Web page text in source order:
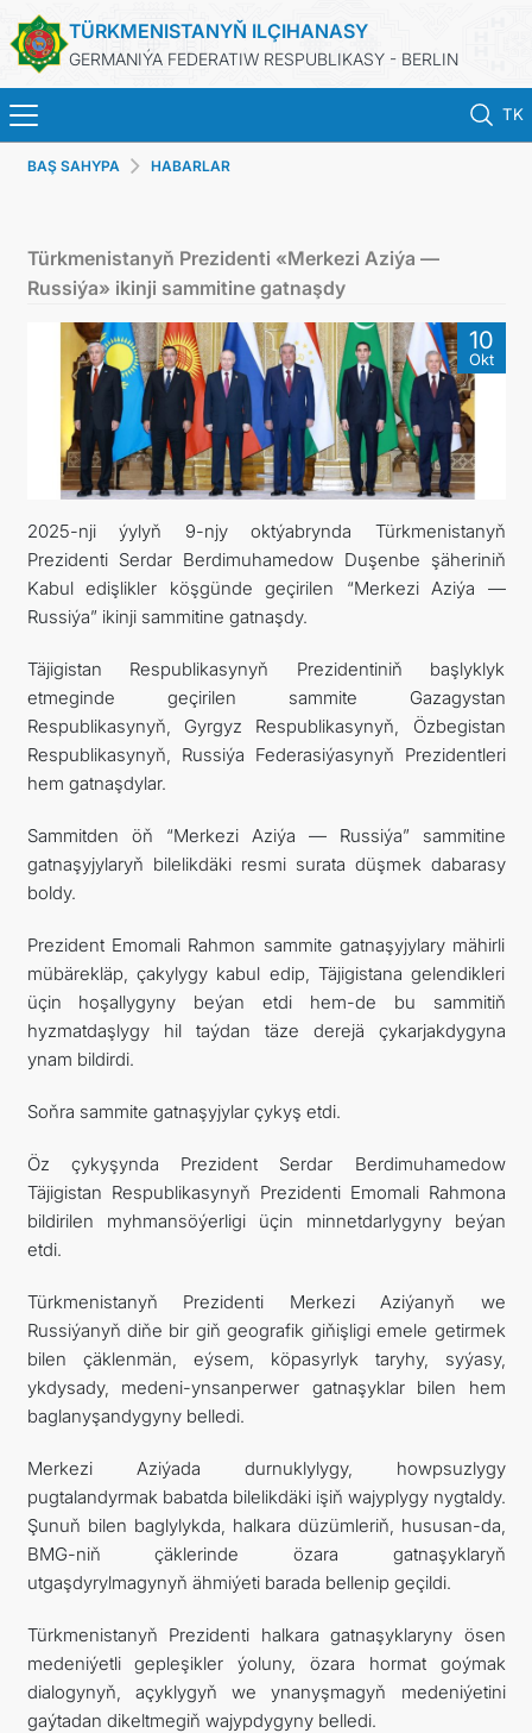
TÜRKMENISTANYŇ ILÇIHANASY
GERMANIÝA FEDERATIW RESPUBLIKASY - BERLIN
TK
BAŞ SAHYPA
TÜRKMENISTANYŇ DIM
TÜRKMENISTAN
KONSULLYK BÖLÜMI
TÜRKMENISTANDA MAÝA GOÝUMLAR
ARAGATNAŞYK
BAŞ SAHYPA HABARLAR
Türkmenistanyň Prezidenti «Merkezi Aziýa —
Russiýa» ikinji sammitine gatnaşdy
10
Okt
2025-nji ýylyň 9-njy oktýabrynda Türkmenistanyň
Prezidenti Serdar Berdimuhamedow Duşenbe şäheriniň
Kabul edişlikler köşgünde geçirilen “Merkezi Aziýa —
Russiýa” ikinji sammitine gatnaşdy.
Täjigistan Respublikasynyň Prezidentiniň başlyklyk
etmeginde geçirilen sammite Gazagystan
Respublikasynyň, Gyrgyz Respublikasynyň, Özbegistan
Respublikasynyň, Russiýa Federasiýasynyň Prezidentleri
hem gatnaşdylar.
Sammitden öň “Merkezi Aziýa — Russiýa” sammitine
gatnaşyjylaryň bilelikdäki resmi surata düşmek dabarasy
boldy.
Prezident Emomali Rahmon sammite gatnaşyjylary mähirli
mübärekläp, çakylygy kabul edip, Täjigistana gelendikleri
üçin hoşallygyny beýan etdi hem-de bu sammitiň
hyzmatdaşlygy hil taýdan täze derejä çykarjakdygyna
ynam bildirdi.
Soňra sammite gatnaşyjylar çykyş etdi.
Öz çykyşynda Prezident Serdar Berdimuhamedow
Täjigistan Respublikasynyň Prezidenti Emomali Rahmona
bildirilen myhmansöýerligi üçin minnetdarlygyny beýan
etdi.
Türkmenistanyň Prezidenti Merkezi Aziýanyň we
Russiýanyň diňe bir giň geografik giňişligi emele getirmek
bilen çäklenmän, eýsem, köpasyrlyk taryhy, syýasy,
ykdysady, medeni-ynsanperwer gatnaşyklar bilen hem
baglanyşandygyny belledi.
Merkezi Aziýada durnuklylygy, howpsuzlygy
pugtalandyrmak babatda bilelikdäki işiň wajyplygy nygtaldy.
Şunuň bilen baglylykda, halkara düzümleriň, hususan-da,
BMG-niň çäklerinde özara gatnaşyklaryň
utgaşdyrylmagynyň ähmiýeti barada bellenip geçildi.
Türkmenistanyň Prezidenti halkara gatnaşyklaryny ösen
medeniýetli gepleşikler ýoluny, özara hormat goýmak
dialogynyň, açyklygyň we ynanyşmagyň medeniýetini
gaýtadan dikeltmegiň wajypdygyny belledi.